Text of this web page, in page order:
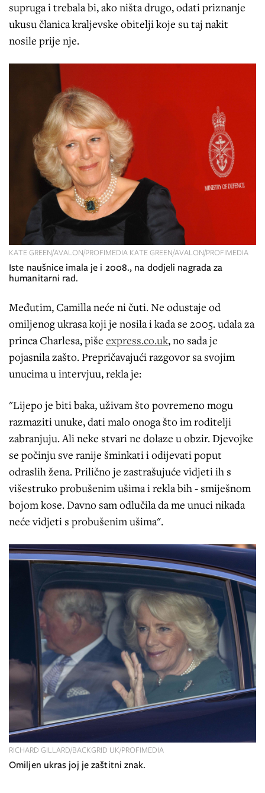
supruga i trebala bi, ako ništa drugo, odati priznanje
ukusu članica kraljevske obitelji koje su taj nakit
nosile prije nje.
Iste naušnice imala je i 2008., na dodjeli nagrada za
humanitarni rad.
KATE GREEN/AVALON/PROFIMEDIA KATE GREEN/AVALON/PROFIMEDIA
Međutim, Camilla neće ni čuti. Ne odustaje od
omiljenog ukrasa koji je nosila i kada se 2005. udala za
princa Charlesa, piše express.co.uk, no sada je
pojasnila zašto. Prepričavajući razgovor sa svojim
unucima u intervjuu, rekla je:
"Lijepo je biti baka, uživam što povremeno mogu
razmaziti unuke, dati malo onoga što im roditelji
zabranjuju. Ali neke stvari ne dolaze u obzir. Djevojke
se počinju sve ranije šminkati i odijevati poput
odraslih žena. Prilično je zastrašujuće vidjeti ih s
višestruko probušenim ušima i rekla bih - smiješnom
bojom kose. Davno sam odlučila da me unuci nikada
neće vidjeti s probušenim ušima".
Omiljen ukras joj je zaštitni znak.
RICHARD GILLARD/BACKGRID UK/PROFIMEDIA